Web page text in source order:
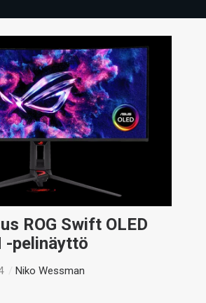
ROG Swift OLED
-pelinäyttö
/Niko Wessman